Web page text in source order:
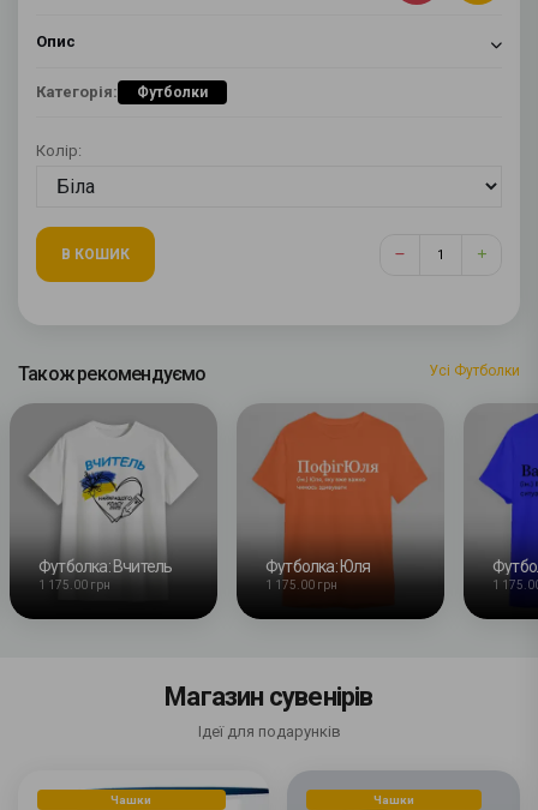
Опис
Категорія: Футболки
Колір:
В КОШИК
Також рекомендуємо Усі Футболки
Футболка: Вчитель
1 175.00 грн
Футболка: Юля
1 175.00 грн 1
Магазин сувенірів
Ідеї для подарунків
Чашки Чашки